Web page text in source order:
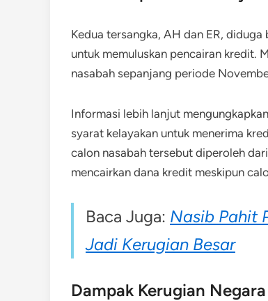
Kedua tersangka, AH dan ER,
untuk memuluskan pencairan kredit.
nasabah sepanjang periode
Informasi lebih lanjut
syarat kelayakan untuk menerima
calon nasabah tersebut diperoleh
mencairkan dana kredit meskipun
Baca Juga: Nasib Pahit
Jadi Kerugian Besar
Dampak Kerugian